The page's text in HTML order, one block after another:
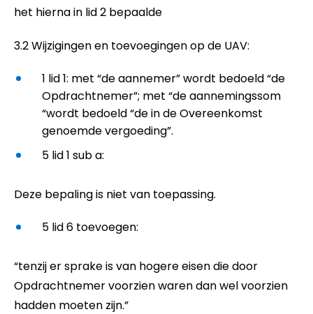
het hierna in lid 2 bepaalde
3.2 Wijzigingen en toevoegingen op de UAV:
1 lid 1: met “de aannemer” wordt bedoeld “de
Opdrachtnemer”; met “de aannemingssom
“wordt bedoeld “de in de Overeenkomst
genoemde vergoeding”.
5 lid 1 sub a:
Deze bepaling is niet van toepassing.
5 lid 6 toevoegen:
“tenzij er sprake is van hogere eisen die door
Opdrachtnemer voorzien waren dan wel voorzien
hadden moeten zijn.”